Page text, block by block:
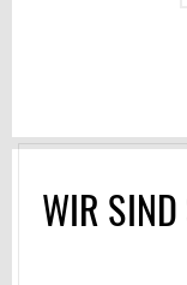
WIR SIND